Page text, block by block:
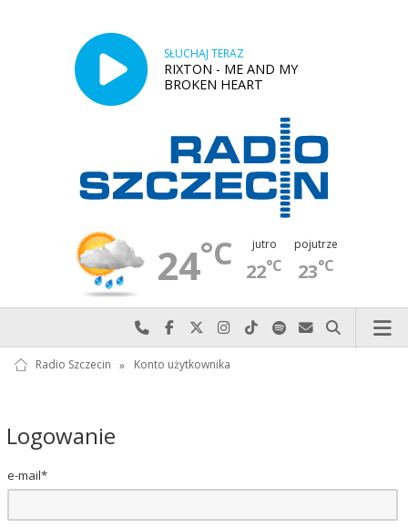
SŁUCHAJ TERAZ
RIXTON - ME AND MY
BROKEN HEART
24°C jutro
22°C
pojutrze
23°C
Najlepiej po prostu do nas zadzwoń
Odwiedź nas na Facebook-u
Odwiedź nas na X
Odwiedź nas na Instagram-ie
Odwiedź nas na TikTok-u
Szukaj nas na Spotify
Wyślij do nas
Szukaj
Radio Szczecin » Konto użytkownika
Logowanie
e-mail*